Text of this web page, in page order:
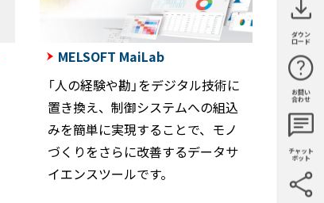
ダウン
ロード
技術資料
外形図・
ソフトウ
お問い
合わせ
積もり
能
チャット
ボット
MELSOFT MaiLab
「人の経験や勘」をデジタル技術に
置き換え、制御システムへの組込
みを簡単に実現することで、モノ
づくりをさらに改善するデータサ
イエンスツールです。